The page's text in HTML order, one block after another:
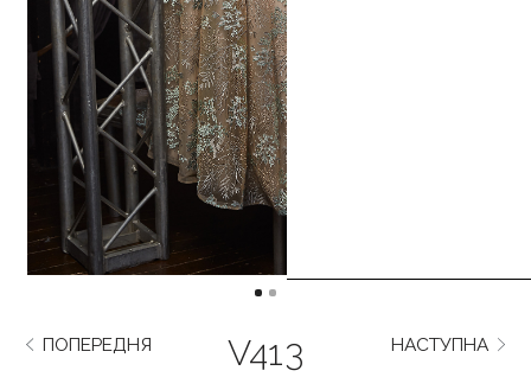
V413
ПОПЕРЕДНЯ НАСТУПНА